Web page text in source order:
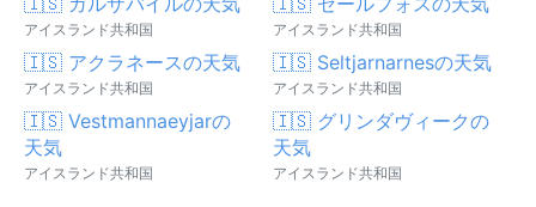
アイスランド共和国 アイスランド共和国
🇮🇸 アクラネースの天気
アイスランド共和国
🇮🇸 Seltjarnarnesの天気
アイスランド共和国
🇮🇸 Vestmannaeyjarの
天気
アイスランド共和国
🇮🇸 グリンダヴィークの
天気
アイスランド共和国